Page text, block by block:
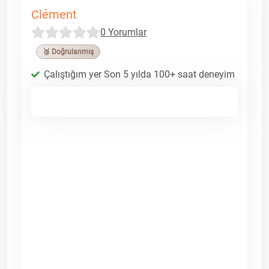
Clément
0 Yorumlar
🥉 Doğrulanmış
Çalıştığım yer Son 5 yılda 100+ saat deneyim